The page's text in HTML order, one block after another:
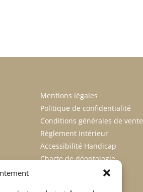
Mentions légales
Politique de confidentialité
Conditions générales de vente
Règlement intérieur
Accessibilité Handicap
Charte de déontologie